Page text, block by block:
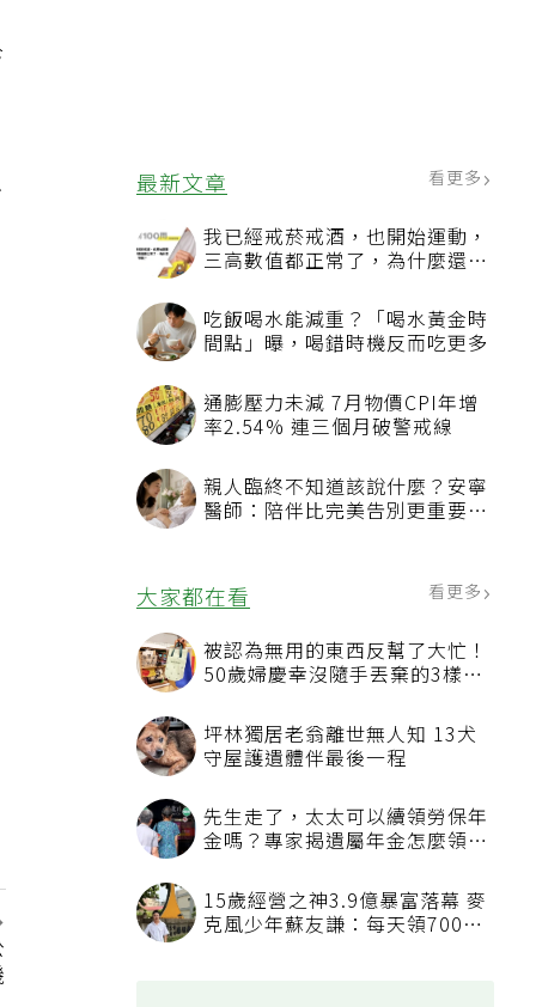
最新文章 看更多
我已經戒菸戒酒，也開始運動，
三高數值都正常了，為什麼還不
吃飯喝水能減重？「喝水黃金時
間點」曝，喝錯時機反而吃更多
通膨壓力未減 7月物價CPI年增
率2.54% 連三個月破警戒線
親人臨終不知道該說什麼？安寧
醫師：陪伴比完美告別更重要，
大家都在看
被認為無用的東西反幫了大忙！
50歲婦慶幸沒隨手丟棄的3樣物
坪林獨居老翁離世無人知 13犬
守屋護遺體伴最後一程
先生走了，太太可以續領勞保年
金嗎？專家揭遺屬年金怎麼領，
15歲經營之神3.9億暴富落幕 麥
克風少年蘇友謙：每天領700元